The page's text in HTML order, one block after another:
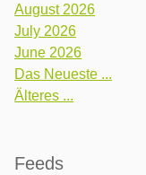
August 2026
July 2026
June 2026
Das Neueste ...
Älteres ...
Feeds